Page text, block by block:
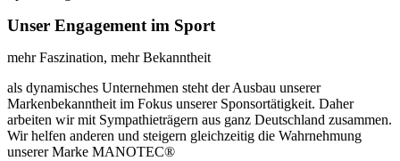
Unser Engagement im Sport
mehr Faszination, mehr Bekanntheit
als dynamisches Unternehmen steht der Ausbau unserer
Markenbekanntheit im Fokus unserer Sponsortätigkeit. Daher
arbeiten wir mit Sympathieträgern aus ganz Deutschland zusammen.
Wir helfen anderen und steigern gleichzeitig die Wahrnehmung
unserer Marke MANOTEC®